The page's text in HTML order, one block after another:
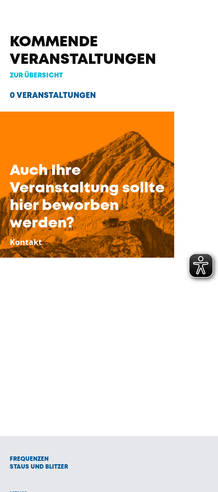
KOMMENDE
VERANSTALTUNGEN
ZUR ÜBERSICHT
0 VERANSTALTUNGEN
Auch Ihre
Veranstaltung sollte
hier beworben
werden?
Kontakt
FREQUENZEN
STAUS UND BLITZER